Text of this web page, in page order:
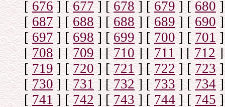
[676] [677] [678] [679] [680]
[687] [688] [688] [689] [ 690]
[697] [698] [699] [700] [701]
[708] [709] [710] [711] [712]
[719] [720] [721] [722] [723]
[730] [731] [732] [733] [734]
[741] [742] [743] [744] [745]